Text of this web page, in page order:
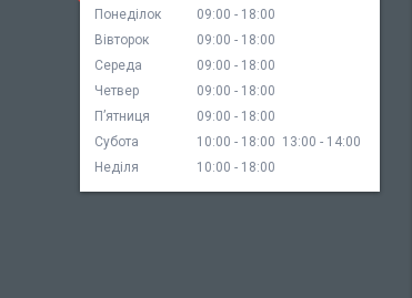
Понеділок 09:00
18:00
Вівторок
09:00
18:00
Середа
09:00
18:00
Четвер
09:00
18:00
Пʼятниця
09:00
18:00
Субота
10:00 18:00 13:00
14:00
Неділя
10:00 18:00